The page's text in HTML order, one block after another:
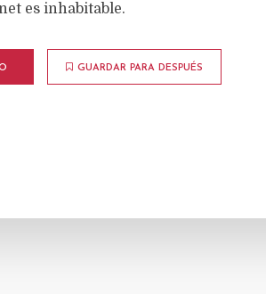
es inhabitable.
GUARDAR PARA DESPUÉS